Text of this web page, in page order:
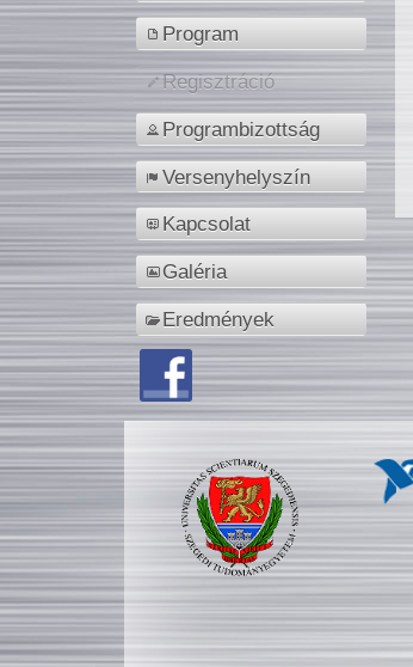
Program
Regisztráció
Programbizottság
Versenyhelyszín
Kapcsolat
Galéria
Eredmények